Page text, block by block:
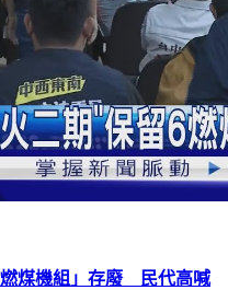
燃煤機組」存廢 民代高喊